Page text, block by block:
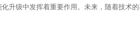
升级中发挥着重要作用。未来，随着技术